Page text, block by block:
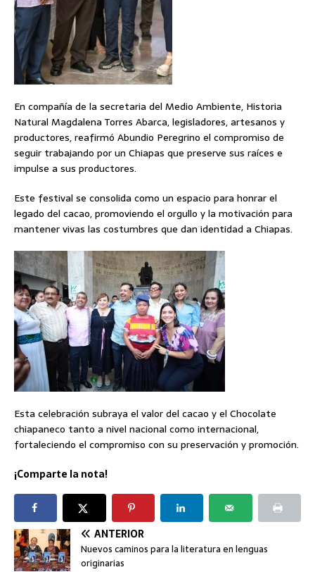
En compañía de la secretaria del Medio Ambiente, Historia
Natural Magdalena Torres Abarca, legisladores, artesanos y
productores, reafirmó Abundio Peregrino el compromiso de
seguir trabajando por un Chiapas que preserve sus raíces e
impulse a sus productores.
Este festival se consolida como un espacio para honrar el
legado del cacao, promoviendo el orgullo y la motivación para
mantener vivas las costumbres que dan identidad a Chiapas.
Esta celebración subraya el valor del cacao y el Chocolate
chiapaneco tanto a nivel nacional como internacional,
fortaleciendo el compromiso con su preservación y promoción.
¡Comparte la nota!
ANTERIOR
Nuevos caminos para la literatura en lenguas
originarias